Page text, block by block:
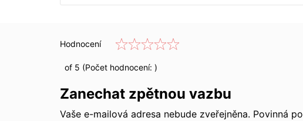
Hodnocení
of 5 (Počet hodnocení: )
Zanechat zpětnou vazbu
Vaše e-mailová adresa nebude zveřejněna. Povinná